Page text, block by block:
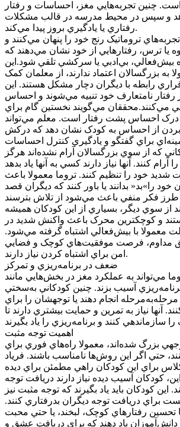
چنين تجربه‌هايي مغز، احساسات و رفتار
و سپس در محيط مدرسه در قالب مشکلات
رفتاري يا يادگيري بروز پيدا مي‌کند.
تروماتيک رنج خود را پنهان مي‌کنند و
يا ترس، رفتارهايي از خود نشان مي‌دهند که
بيش‌فعالي، بي‌ادبي يا سرکشي تلقي شود.اين
به بزرگسالان اعتماد ندارند، از معلمان کمک
رابطه با ديگران دچار مشکل‌ هستند. اين
رفتار نامتعارف خود تنبيه مي‌شوند و احساس
مي‌گويند نخستين گام براي
درک احساس پشت رفتار است. معلم مي‌تواند
بردن از احساس به کودک نشان دهد که درکش
براي گفتگو و يادگيري کنترل احساسات
که از سوي بزرگسالان آرام نشده‌اند هرگز
کنند. آنها نياز دارند کسي به آنها ياد بدهد
شديد خود را تنظيم کنند. تروما معمولا باعث
را»بد« بدانند يا باور کنند که ديگران قصد
طرز فکر منفي باعث مي‌شود از تلاش بترسند
از سوي ديگر، بسياري از اين کودکان هميشه
و کوچکترين محرک باعث واکنش شديد در
معمولا با بيش‌فعالي اشتباه گرفته مي‌شود.
مداوم، فرصت موفقيت‌هاي کوچک و فضايي
امن براي اشتباه کردن نياز دارند.
ضعف در برنامه‌ريزي و تمرکز
مي‌تواند به عملکرد مغز در بخش‌هايي مانند
آسيب بزند. چنين کودکاني به‌سختي
مرحله‌به‌مرحله انجام دهند يا توجهشان را براي
آنها نياز به تمرين و حمايت بيشتري دارند تا
اهميت توجه مثبت
بزرگ شده‌اند، معمولا راه‌هاي فوري براي
حتي اگر اين روش‌ها نامناسب باشند. فرياد
براي اين کودکان راهي مطمئن براي ديده
کودکان آسيب ديده نياز دارند دريافت توجه
اين کودکان بايد ياد بگيرند که توجه مثبت نيز
براي دريافت توجه ديگران بدرفتاري کنند.
تحسين رفتارهاي کوچک، لبخند، يا حتي محبت
ياد دهند که براي دريافت عشق و